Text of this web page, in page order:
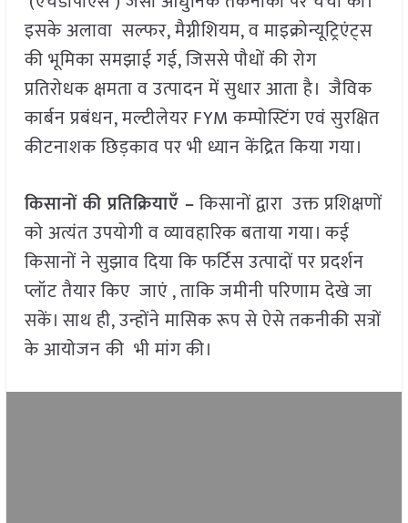
इसके अलावा सल्फर, मैग्नीशियम, व माइक्रोन्यूट्रिएंट्स
की भूमिका समझाई गई, जिससे पौधों की रोग
प्रतिरोधक क्षमता व उत्पादन में सुधार आता है। जैविक
कार्बन प्रबंधन, मल्टीलेयर FYM कम्पोस्टिंग एवं सुरक्षित
कीटनाशक छिड़काव पर भी ध्यान केंद्रित किया गया।
किसानों की प्रतिक्रियाएँ –किसानों द्वारा उक्त प्रशिक्षणों
को अत्यंत उपयोगी व व्यावहारिक बताया गया। कई
किसानों ने सुझाव दिया कि फर्टिस उत्पादों पर प्रदर्शन
प्लॉट तैयार किए जाएं , ताकि जमीनी परिणाम देखे जा
सकें। साथ ही, उन्होंने मासिक रूप से ऐसे तकनीकी सत्रों
के आयोजन की भी मांग की।